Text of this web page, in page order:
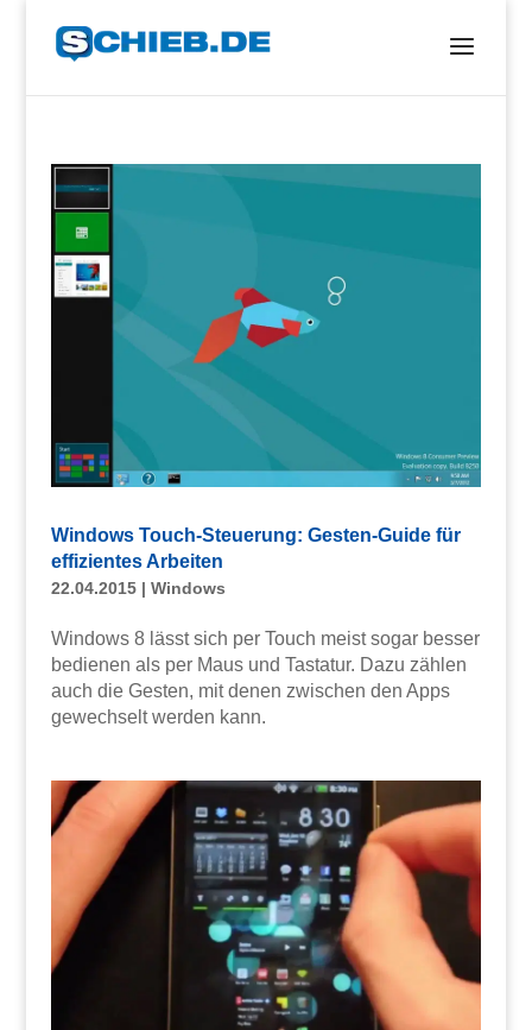
Windows Touch-Steuerung: Gesten-Guide für
effizientes Arbeiten
22.04.2015| Windows
Windows 8 lässt sich per Touch meist sogar besser
bedienen als per Maus und Tastatur. Dazu zählen
auch die Gesten, mit denen zwischen den Apps
gewechselt werden kann.